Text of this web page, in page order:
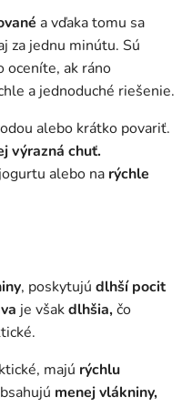
a vďaka tomu sa
za jednu minútu. Sú
oceníte, ak ráno
a jednoduché riešenie.
alebo krátko povariť.
výrazná chuť.
alebo na rýchle
, poskytujú dlhší pocit
je všakdlhšia,čo
majú rýchlu
menej vlákniny,